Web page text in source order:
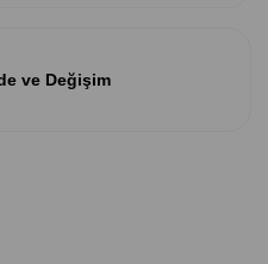
ve Değişim